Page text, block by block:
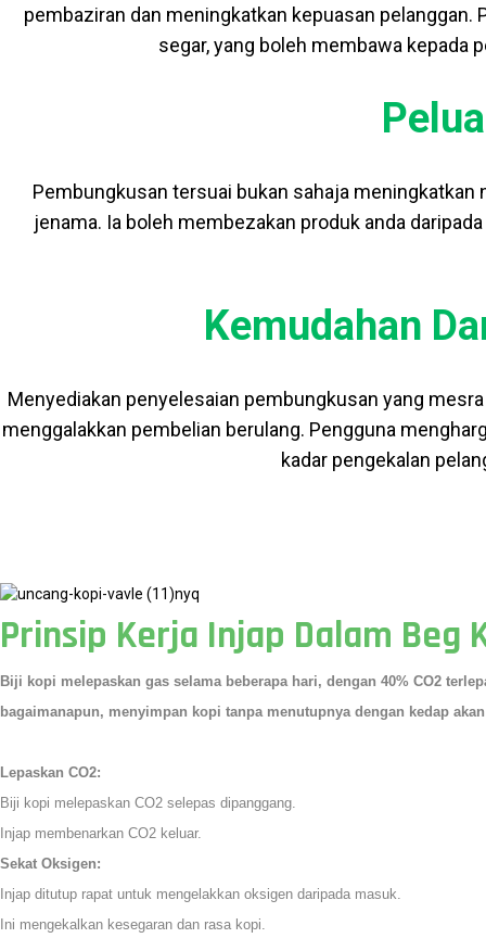
pembaziran dan meningkatkan kepuasan
segar, yang boleh membawa kepada
Pembungkusan tersuai bukan sahaja
jenama. Ia boleh membezakan produk anda
Kemudahan
Menyediakan penyelesaian pembungkusan yang
menggalakkan pembelian berulang. Pengguna
kadar pengekalan
Prinsip Kerja Injap Dalam Beg
Biji kopi melepaskan gas selama beberapa hari, dengan 40% CO2
bagaimanapun, menyimpan kopi tanpa menutupnya dengan kedap
Lepaskan CO2:
Biji kopi melepaskan CO2 selepas dipanggang.
Injap membenarkan CO2 keluar.
Sekat Oksigen:
Injap ditutup rapat untuk mengelakkan oksigen daripada masuk.
Ini mengekalkan kesegaran dan rasa kopi.